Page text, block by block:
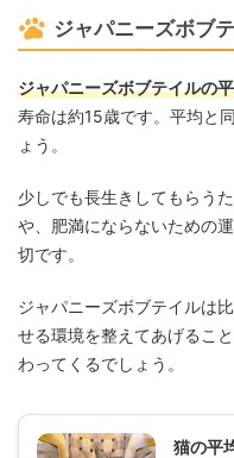
ジャパニーズボブ
ジャパニーズボブテイルの
寿命は約15歳です。平均と
ょう。
少しでも長生きしてもらう
や、肥満にならないための
切です。
ジャパニーズボブテイルは
せる環境を整えてあげるこ
わってくるでしょう。
猫の平